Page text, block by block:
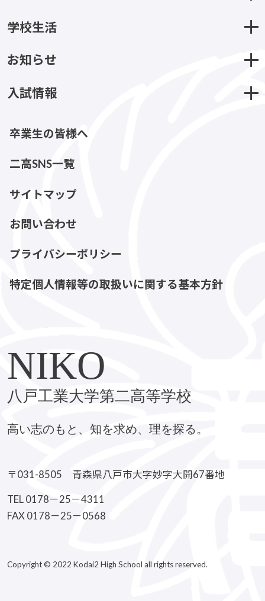
学校生活
お知らせ
入試情報
卒業生の皆様へ
二高SNS一覧
サイトマップ
お問い合わせ
プライバシーポリシー
特定個人情報等の取扱いに関する基本方針
NIKO
八戸工業大学第二高等学校
高い志のもと、知を求め、理を探る。
〒031-8505 青森県八戸市大字妙字大開67番地
TEL 0178－25－4311
FAX 0178－25－0568
Copyright © 2022 Kodai2 High School all rights reserved.